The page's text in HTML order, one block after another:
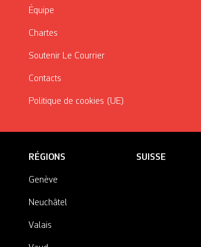
Équipe
Chartes
Soutenir Le Courrier
Contacts
Politique de cookies (UE)
RÉGIONS
Genève
Neuchâtel
Valais
SUISSE